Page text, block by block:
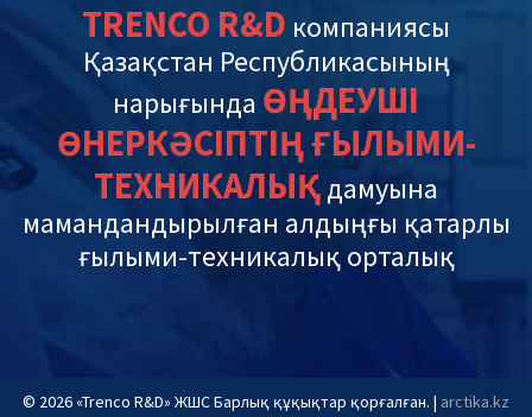
TRENCO R&D компаниясы
Қазақстан Республикасының
нарығында ӨҢДЕУШІ
ӨНЕРКӘСІПТІҢ ҒЫЛЫМИ-
ТЕХНИКАЛЫҚдамуына
мамандандырылған алдыңғы қатарлы
ғылыми-техникалық орталық
© 2026 «Trenco R&D» ЖШС Барлық құқықтар қорғалған. | arctika.kz